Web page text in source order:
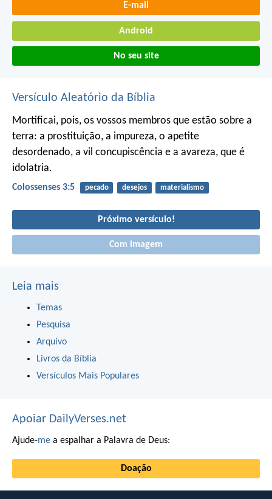
E-mail
Android
No seu site
Versículo Aleatório da Bíblia
Mortificai, pois, os vossos membros que estão sobre a
terra: a prostituição, a impureza, o apetite
desordenado, a vil concupiscência e a avareza, que é
idolatria.
Colossenses 3:5 pecado desejos materialismo
Próximo versículo!
Com imagem
Leia mais
Temas
Pesquisa
Arquivo
Livros da Bíblia
Versículos Mais Populares
Apoiar DailyVerses.net
Ajude-me a espalhar a Palavra de Deus:
Doação